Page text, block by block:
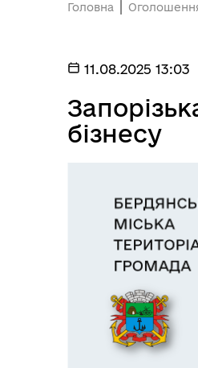
Головна
11.08.2025 13:03
бізнесу